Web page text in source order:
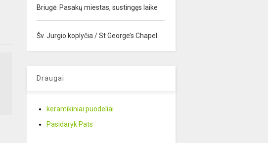
Briugė: Pasakų miestas, sustingęs laike
Šv. Jurgio koplyčia / St George’s Chapel
Draugai
keramikiniai puodeliai
Pasidaryk Pats